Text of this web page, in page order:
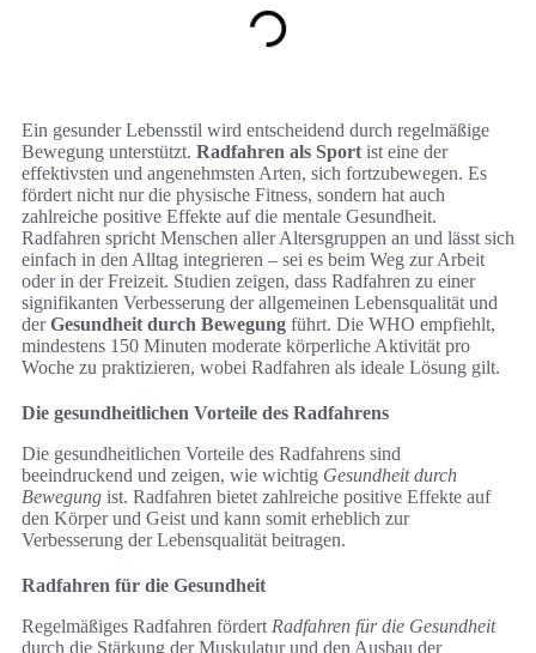
Ein gesunder Lebensstil wird entscheidend durch regelmäßige
Bewegung unterstützt. Radfahren als Sport ist eine der
effektivsten und angenehmsten Arten, sich fortzubewegen. Es
fördert nicht nur die physische Fitness, sondern hat auch
zahlreiche positive Effekte auf die mentale Gesundheit.
Radfahren spricht Menschen aller Altersgruppen an und lässt sich
einfach in den Alltag integrieren – sei es beim Weg zur Arbeit
oder in der Freizeit. Studien zeigen, dass Radfahren zu einer
signifikanten Verbesserung der allgemeinen Lebensqualität und
derGesundheit durch Bewegung führt. Die WHO empfiehlt,
mindestens 150 Minuten moderate körperliche Aktivität pro
Woche zu praktizieren, wobei Radfahren als ideale Lösung gilt.
Die gesundheitlichen Vorteile des Radfahrens
Die gesundheitlichen Vorteile des Radfahrens sind
beeindruckend und zeigen, wie wichtig Gesundheit durch
Bewegung ist. Radfahren bietet zahlreiche positive Effekte auf
den Körper und Geist und kann somit erheblich zur
Verbesserung der Lebensqualität beitragen.
Radfahren für die Gesundheit
Regelmäßiges Radfahren fördert Radfahren für die Gesundheit
durch die Stärkung der Muskulatur und den Ausbau der